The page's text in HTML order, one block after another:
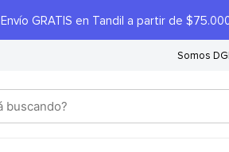
Envío GRATIS en Tandil a partir de
Somos